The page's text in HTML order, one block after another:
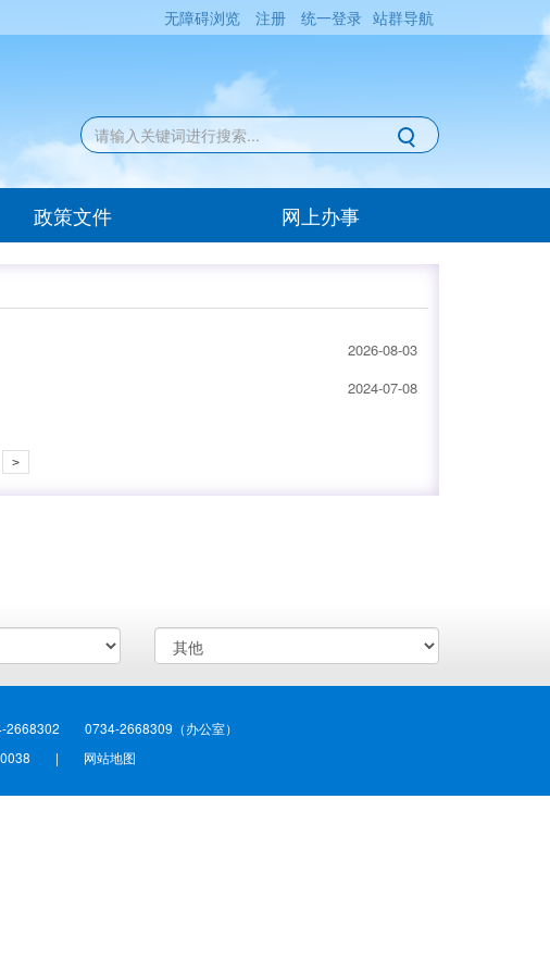
无障碍浏览 注册 统一登录 站群导航
政策文件 网上办事
2026-08-03
2024-07-08
>
2668302 0734-2668309（办公室）
| 网站地图